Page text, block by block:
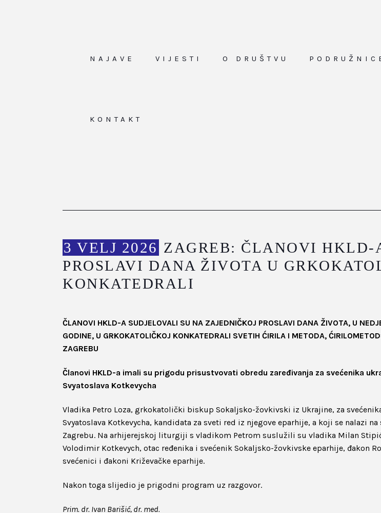
NAJAVE VIJESTI O DRUŠTVU
KONTAKT
3 VELJ 2026 ZAGREB: ČLANOVI HKLD-
PROSLAVI DANA ŽIVOTA U
KONKATEDRALI
ČLANOVI HKLD-A SUDJELOVALI SU NA ZAJEDNIČKOJ PROSLAVI DANA ŽIVOTA, U
GODINE, U GRKOKATOLIČKOJ KONKATEDRALI SVETIH ĆIRILA I METODA,
ZAGREBU
Članovi HKLD-a imali su prigodu prisustvovati obredu zaređivanja za svećenika
Svyatoslava Kotkevycha
Vladika Petro Loza, grkokatolički biskup Sokaljsko-žovkivski iz Ukrajine, za
Svyatoslava Kotkevycha, kandidata za sveti red iz njegove eparhije, a koji se nalazi
Zagrebu. Na arhijerejskoj liturgiji s vladikom Petrom suslužili su vladika Milan
Volodimir Kotkevych, otac ređenika i svećenik Sokaljsko-žovkivske eparhije, đakon
svećenici i đakoni Križevačke eparhije.
Nakon toga slijedio je prigodni program uz razgovor.
Prim. dr. Ivan Barišić, dr. med.